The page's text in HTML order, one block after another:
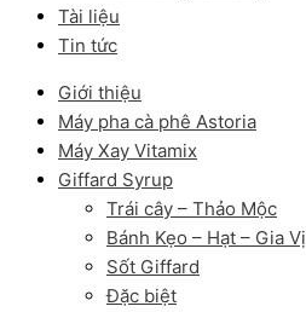
Tài liệu
Tin tức
Giới thiệu
Máy pha cà phê Astoria
Máy Xay Vitamix
Giffard Syrup
Trái cây – Thảo Mộc
Bánh Kẹo – Hạt – Gia Vị
Sốt Giffard
Đặc biệt